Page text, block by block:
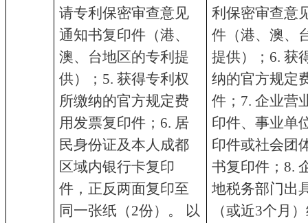
请专利保密审查意见
通知书复印件（港、
澳、台地区的专利提
供）；5. 获得专利权
所缴纳的官方规定费
用发票复印件；6. 居
民身份证及本人成都
区域内银行卡复印
件，正反两面复印至
同一张纸（2份）。 以
利保密审查意
件（港、澳、
提供）；6. 获
纳的官方规定
件；7. 企业营
印件、事业单
印件或社会团
书复印件；8.
地税务部门出
（或近3个月